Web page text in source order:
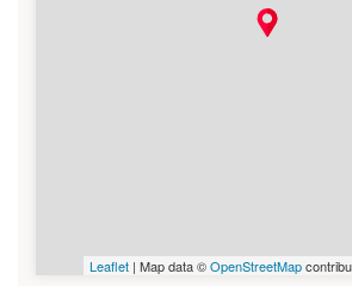
Leaflet | Map data ©OpenStreetMap